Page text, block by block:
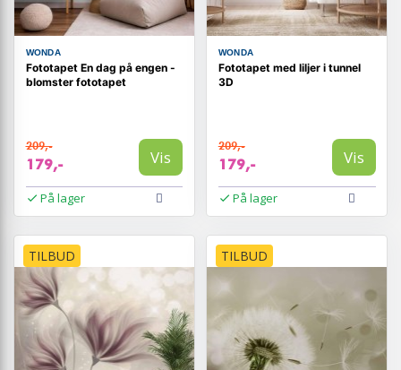
WONDA
Fototapet En dag på engen -
blomster fototapet
209,-
179,- Vis
På lager
WONDA
Fototapet med liljer i tunnel
3D
209,-
179,- Vis
På lager
TILBUD TILBUD